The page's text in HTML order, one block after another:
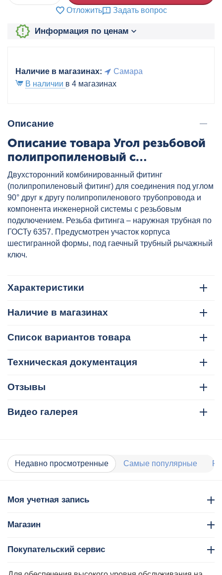
Отложить Задать вопрос
Информация по ценам
Наличие в магазинах:
Самара
В наличии в 4 магазинах
Описание
Описание товара Угол резьбовой
полипропиленовый с
металлической НР 20x3/4" бел.
VALTEC, артикул: VTp.753.0.02005
Двухсторонний комбинированный фитинг
(полипропиленовый фитинг) для соединения под углом
90° друг к другу полипропиленового трубопровода и
компонента инженерной системы с резьбовым
подключением. Резьба фитинга – наружная трубная по
ГОСТу 6357. Предусмотрен участок корпуса
шестигранной формы, под гаечный трубный рычажный
ключ.
Характеристики
Наличие в магазинах
Список вариантов товара
Техническая документация
Отзывы
Видео галерея
Недавно просмотренные Самые популярные
Моя учетная запись
Магазин
Покупательский сервис